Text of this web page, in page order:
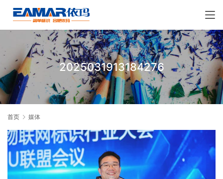
2025031913184276
首页 媒体